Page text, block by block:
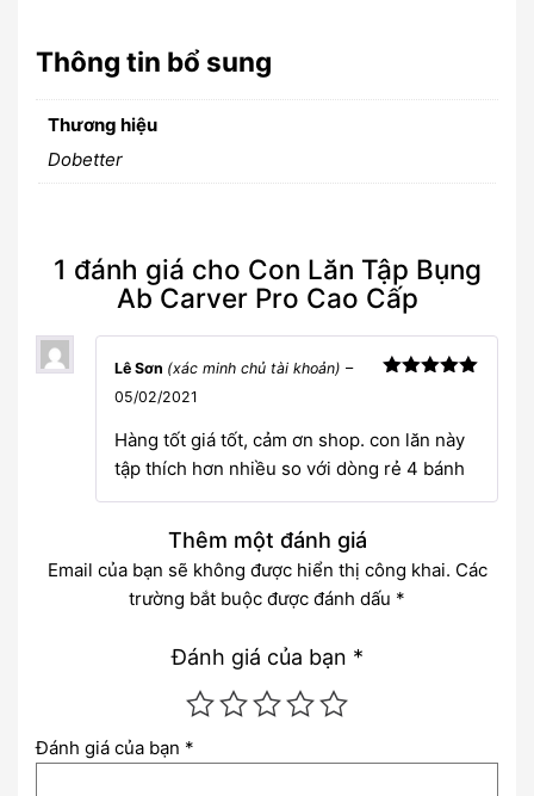
Thông tin bổ sung
Thương hiệu
Dobetter
1 đánh giá cho Con Lăn Tập Bụng
Ab Carver Pro Cao Cấp
Lê Sơn (xác minh chủ tài khoản) –
05/02/2021
Hàng tốt giá tốt, cảm ơn shop. con lăn này
tập thích hơn nhiều so với dòng rẻ 4 bánh
Thêm một đánh giá
Email của bạn sẽ không được hiển thị công khai. Các
trường bắt buộc được đánh dấu *
Đánh giá của bạn *
Đánh giá của bạn *